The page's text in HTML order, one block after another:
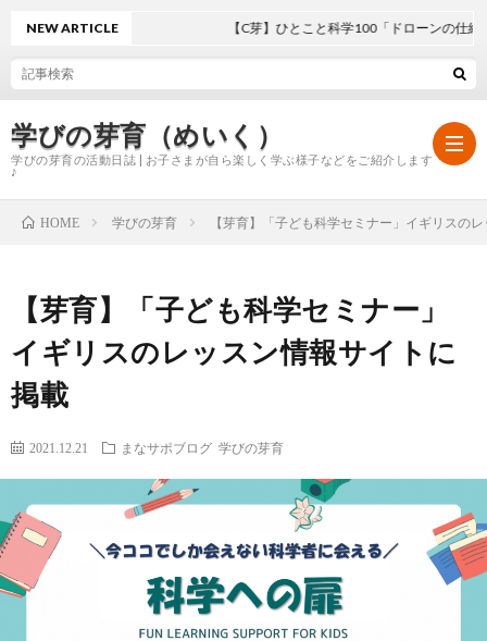
学びの芽育（めいく）
学びの芽育の活動日誌 | お子さまが自ら楽しく学ぶ様子などをご紹介します
♪
育
NEW ARTICLE 【C芽】ひとこと科学100「ドローンの仕組み」
HOME 学びの芽育 【芽育】「子ども科学セミナー」イギリスの
【芽育】「子ども科学セミナー」
イギリスのレッスン情報サイトに
掲載
2021.12.21 まなサポブログ 学びの芽育